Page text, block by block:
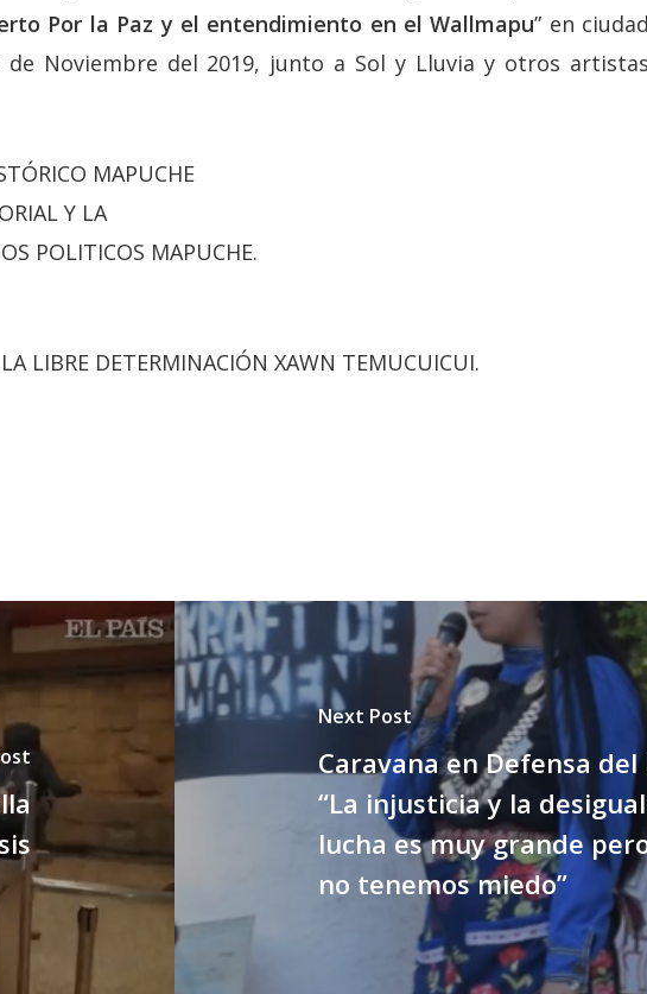
Por la Paz y el entendimiento en el Wallmapu” en ciudad
Noviembre del 2019, junto a Sol y Lluvia y otros artistas
MAPUCHE
Y LA
POLITICOS MAPUCHE.
LIBRE DETERMINACIÓN XAWN TEMUCUICUI.
Next Post
Caravana en Defensa del
“La injusticia y la
lucha es muy grande
no tenemos miedo”